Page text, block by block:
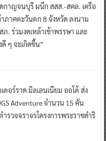
กาญจนบุรี ผนึก สสส.-สคล. เครือ
าภาคตะวันตก 8 จังหวัด ลงนาม
ภ. ร่วมงดเหล้าเข้าพรรษา และ
ๆ จะเกิดขึ้น”
ตอร์ราด มิลเลนเนียม ออโต้ ส่ง
Adventure จำนวน 15 คัน
รวจจราจรโครงการพระราชดำริ